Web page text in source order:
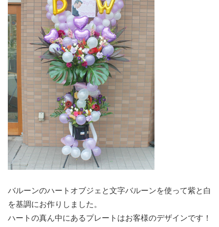
バルーンのハートオブジェと文字バルーンを使って紫と白
を基調にお作りしました。
ハートの真ん中にあるプレートはお客様のデザインです！